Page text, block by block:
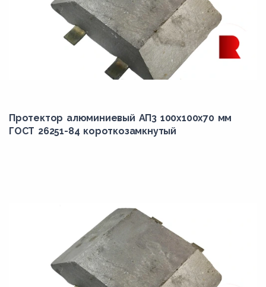
Протектор алюминиевый АП3 100х100х70 мм
ГОСТ 26251-84 короткозамкнутый